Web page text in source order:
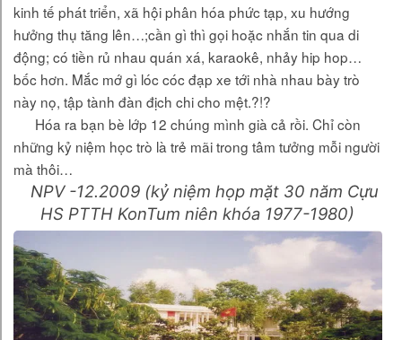
kinh tế phát triển, xã hội phân hóa phức tạp, xu hướng
hưởng thụ tăng lên…;cần gì thì gọi hoặc nhắn tin qua di
động; có tiền rủ nhau quán xá, karaokê, nhảy hip hop…
bốc hơn. Mắc mớ gì lóc cóc đạp xe tới nhà nhau bày trò
này nọ, tập tành đàn địch chi cho mệt.?!?
Hóa ra bạn bè lớp 12 chúng mình già cả rồi. Chỉ còn
những kỷ niệm học trò là trẻ mãi trong tâm tưởng mỗi người
mà thôi…
NPV -12.2009 (kỷ niệm họp mặt 30 năm Cựu
HS PTTH KonTum niên khóa 1977-1980)